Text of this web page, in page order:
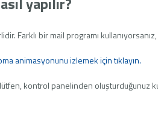
Farklı bir mail programı
animasyonunu izlemek için tıklayın.
kontrol panelinden oluşturduğunuz